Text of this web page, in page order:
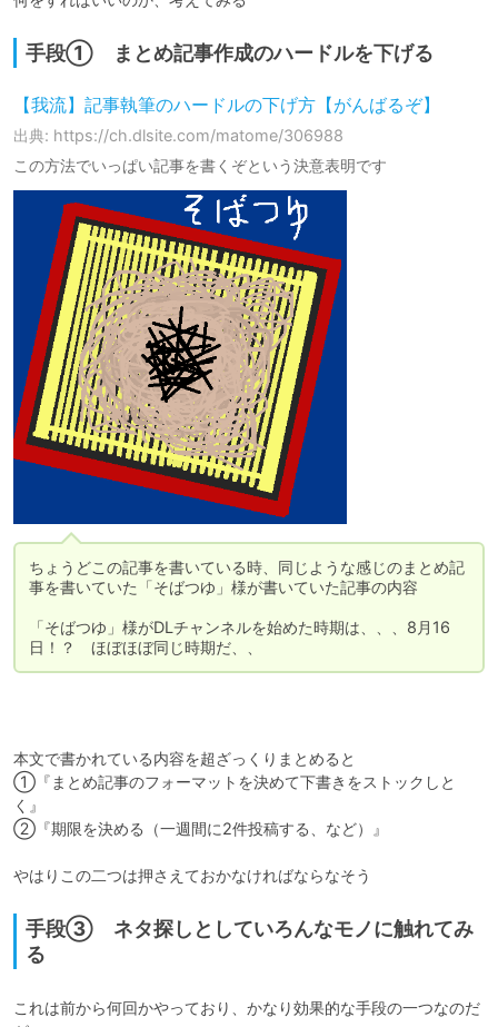
手段① まとめ記事作成のハードルを下げる
【我流】記事執筆のハードルの下げ方【がんばるぞ】
出典: https://ch.dlsite.com/matome/306988
この方法でいっぱい記事を書くぞという決意表明です
ちょうどこの記事を書いている時、同じような感じのまとめ記
事を書いていた「そばつゆ」様が書いていた記事の内容
「そばつゆ」様がDLチャンネルを始めた時期は、、、8月16
日！？　ほぼほぼ同じ時期だ、、
本文で書かれている内容を超ざっくりまとめると
①『まとめ記事のフォーマットを決めて下書きをストックしと
く』
②『期限を決める（一週間に2件投稿する、など）』
手段③ ネタ探しとしていろんなモノに触れてみ
る
これは前から何回かやっており、かなり効果的な手段の一つなのだ